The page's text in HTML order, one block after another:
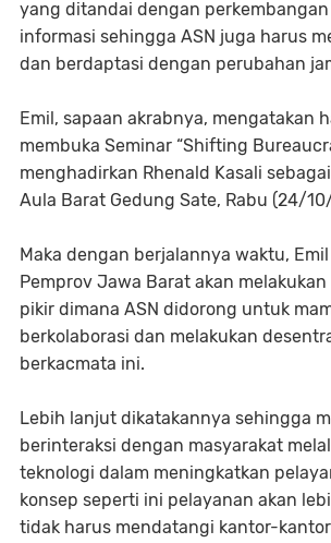
yang ditandai dengan
informasi sehingga ASN juga harus
dan berdaptasi dengan perubahan
Emil, sapaan akrabnya, mengatakan
membuka Seminar “Shifting
menghadirkan Rhenald Kasali
Aula Barat Gedung Sate, Rabu (24/
Maka dengan berjalannya waktu,
Pemprov Jawa Barat akan
pikir dimana ASN didorong untuk
berkolaborasi dan melakukan
berkacmata ini.
Lebih lanjut dikatakannya sehingga
berinteraksi dengan masyarakat
teknologi dalam meningkatkan
konsep seperti ini pelayanan akan
tidak harus mendatangi kantor-kantor